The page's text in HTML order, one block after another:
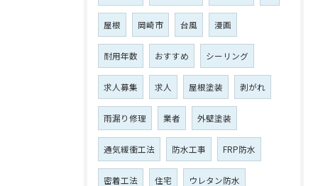
屋根 岡崎市 台風 漫画
耐用年数 おすすめ シーリング
求人募集 求人 屋根塗装 剥がれ
雨漏り修理 業者 外壁塗装
通気緩衝工法 防水工事 FRP防水
密着工法 住宅 ウレタン防水